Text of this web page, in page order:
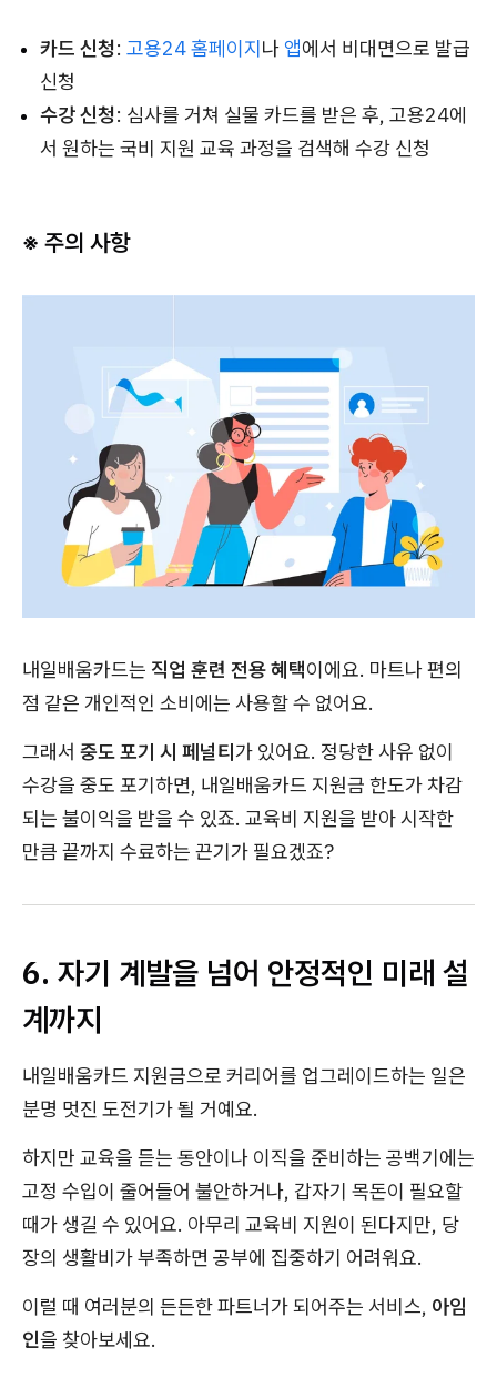
카드 신청: 고용24 홈페이지나앱에서 비대면으로 발급
신청
수강 신청: 심사를 거쳐 실물 카드를 받은 후, 고용24에
서 원하는 국비 지원 교육 과정을 검색해 수강 신청
※ 주의 사항
내일배움카드는 직업 훈련 전용 혜택이에요. 마트나 편의
점 같은 개인적인 소비에는 사용할 수 없어요.
그래서 중도 포기 시 페널티가 있어요. 정당한 사유 없이
수강을 중도 포기하면, 내일배움카드 지원금 한도가 차감
되는 불이익을 받을 수 있죠. 교육비 지원을 받아 시작한
만큼 끝까지 수료하는 끈기가 필요겠죠?
6. 자기 계발을 넘어 안정적인 미래 설
계까지
내일배움카드 지원금으로 커리어를 업그레이드하는 일은
분명 멋진 도전기가 될 거예요.
하지만 교육을 듣는 동안이나 이직을 준비하는 공백기에는
고정 수입이 줄어들어 불안하거나, 갑자기 목돈이 필요할
때가 생길 수 있어요. 아무리 교육비 지원이 된다지만, 당
장의 생활비가 부족하면 공부에 집중하기 어려워요.
이럴 때 여러분의 든든한 파트너가 되어주는 서비스, 아임
인을 찾아보세요.